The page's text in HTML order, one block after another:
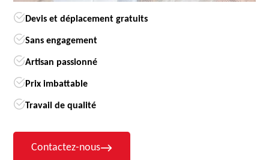
Devis et déplacement gratuits
Sans engagement
Artisan passionné
Prix imbattable
Travail de qualité
Contactez-nous